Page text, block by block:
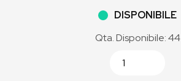
DISPONIBILE
Qta. Disponibile: 44